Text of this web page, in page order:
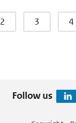
2 3 4
Follow us